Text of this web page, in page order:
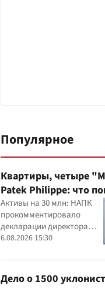
Популярное
Квартиры, четыре
Patek Philippe: что
проверка
детского
Маньковского и что
Активы на 30 млн: НАПК
прокомментировало
декларации директора
кардиоцентра Георгия
6.08.2026 15:30
Дело о 1500